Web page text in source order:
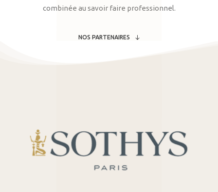
combinée au savoir faire professionnel.
NOS PARTENAIRES